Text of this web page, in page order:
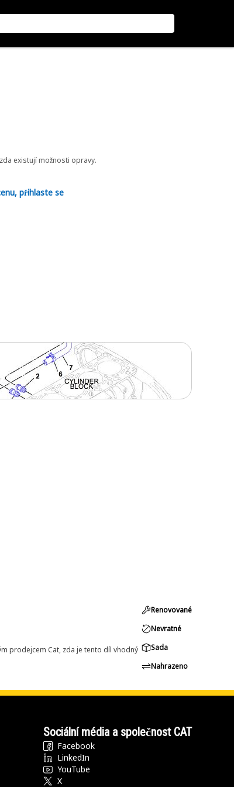
existují možnosti opravy.
přihlaste se
prodejcem Cat, zda je tento díl vhodný
Renovované
Nevratné
Sada
Nahrazeno
Sociální média a společnost CAT
Facebook
LinkedIn
YouTube
X